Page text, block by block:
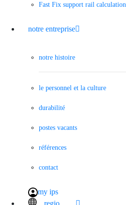
Fast Fix support rail calculation
notre entreprise
notre histoire
le personnel et la culture
durabilité
postes vacants
références
contact
my ips
regio